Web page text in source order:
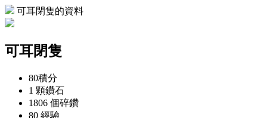
可耳閉隻的資料
可耳閉隻
80積分
1 顆鑽石
1806 個碎鑽
80 經驗